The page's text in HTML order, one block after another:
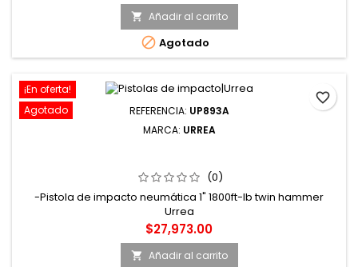
 Añadir al carrito
 Agotado
¡En oferta!
Agotado
REFERENCIA: UP893A
MARCA: URREA
(0)
-Pistola de impacto neumática 1" 1800ft-lb twin hammer
Urrea
Precio
$27,973.00
 Añadir al carrito
favorite_border